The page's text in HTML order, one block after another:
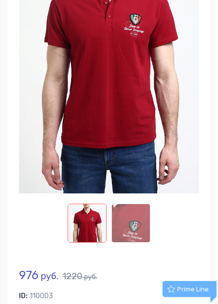
976 руб. 1220руб.
Prime Line
ID: 110003